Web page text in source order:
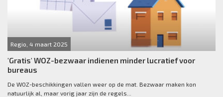
Regio, 4 maart 2025
'Gratis' WOZ-bezwaar indienen minder lucratief voor
bureaus
De WOZ-beschikkingen vallen weer op de mat. Bezwaar maken kon
natuurlijk al, maar vorig jaar zijn de regels...